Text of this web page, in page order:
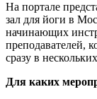
На портале
зал для йоги в
начинающих
преподавателей,
сразу в
Для каких